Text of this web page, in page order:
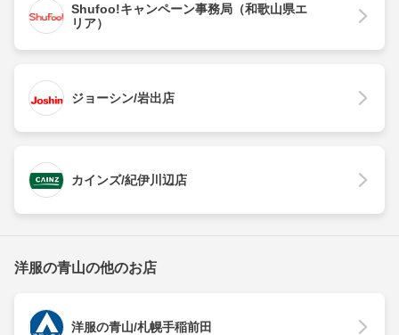
Shufoo!キャンペーン事務局（和歌山県エ
リア）
ジョーシン/岩出店
カインズ/紀伊川辺店
洋服の青山の他のお店
洋服の青山/札幌手稲前田